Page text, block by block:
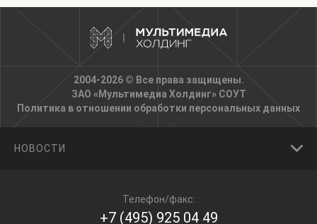
2004-2026 © Все права защищены.
ЗАО «Мультимедиа Холдинг» СОУТ
Политика в отношении обработки персональных данных
НОВОСТИ
Телефон/факс:
+7 (495) 925 04 49